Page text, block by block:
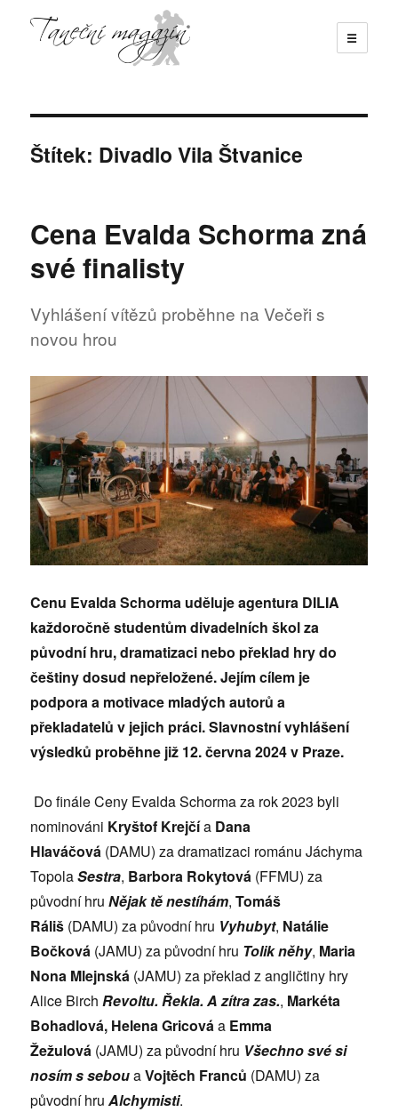
☰
Štítek: Divadlo Vila Štvanice
Cena Evalda Schorma zná
své finalisty
Vyhlášení vítězů proběhne na Večeři s
novou hrou
Cenu Evalda Schorma uděluje agentura DILIA
každoročně studentům divadelních škol za
původní hru, dramatizaci nebo překlad hry do
češtiny dosud nepřeložené. Jejím cílem je
podpora a motivace mladých autorů a
překladatelů v jejich práci. Slavnostní vyhlášení
výsledků proběhne již 12. června 2024 v Praze.
Do finále Ceny Evalda Schorma za rok 2023 byli
nominováni Kryštof Krejčía Dana
Hlaváčová (DAMU) za dramatizaci románu Jáchyma
TopolaSestra, Barbora Rokytová (FFMU) za
původní hruNějak tě nestíhám,Tomáš
Ráliš (DAMU) za původní hru Vyhubyt, Natálie
Bočková (JAMU) za původní hru Tolik něhy, Maria
Nona Mlejnská (JAMU) za překlad z angličtiny hry
Alice BirchRevoltu. Řekla. A zítra zas., Markéta
Bohadlová, Helena Gricováa Emma
Žežulová (JAMU) za původní hru Všechno své si
nosím s sebouaVojtěch Franců (DAMU) za
původní hruAlchymisti.